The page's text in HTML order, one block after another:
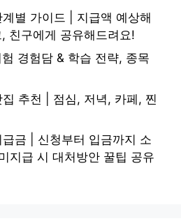
별 가이드 | 지급액 예상해
친구에게 공유해드려요!
경험담 & 학습 전략, 종목
추천 | 점심, 저녁, 카페, 찐
금 | 신청부터 입금까지 소
지급 시 대처방안 꿀팁 공유